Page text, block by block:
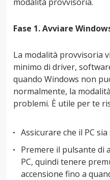
Fase 1. Avviare
La modalità provvisoria
minimo di driver,
quando Windows non
normalmente, la
problemi. È utile per te
Assicurare che il PC
Premere il pulsante di
PC, quindi tenere
accensione fino a